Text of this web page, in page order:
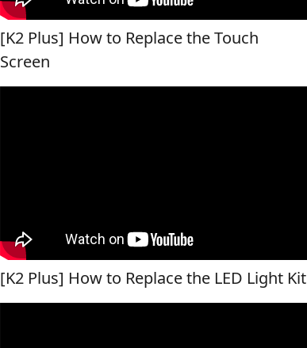
[K2 Plus] How to Replace the Touch
Screen
[K2 Plus] How to Replace the LED Light Kit